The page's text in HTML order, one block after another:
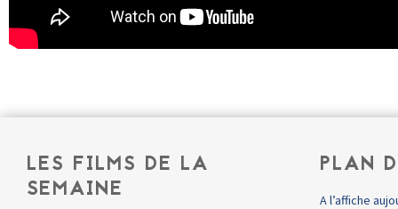
LES FILMS DE LA
SEMAINE
PLAN
A l’affiche